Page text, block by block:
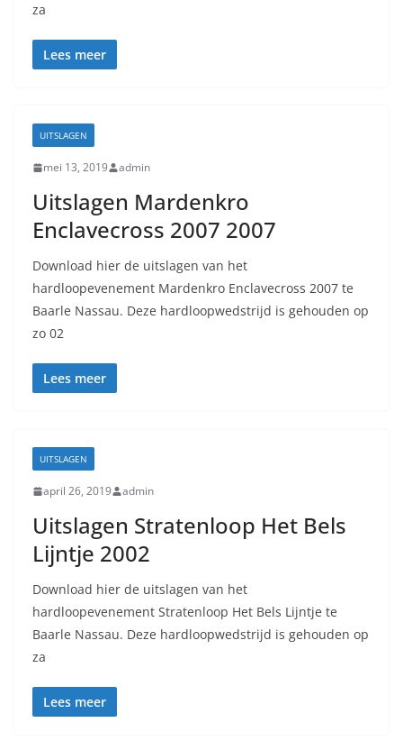
za
Lees meer
UITSLAGEN
mei 13, 2019 admin
Uitslagen Mardenkro
Enclavecross 2007 2007
Download hier de uitslagen van het
hardloopevenement Mardenkro Enclavecross 2007 te
Baarle Nassau. Deze hardloopwedstrijd is gehouden op
zo 02
Lees meer
UITSLAGEN
april 26, 2019 admin
Uitslagen Stratenloop Het Bels
Lijntje 2002
Download hier de uitslagen van het
hardloopevenement Stratenloop Het Bels Lijntje te
Baarle Nassau. Deze hardloopwedstrijd is gehouden op
za
Lees meer